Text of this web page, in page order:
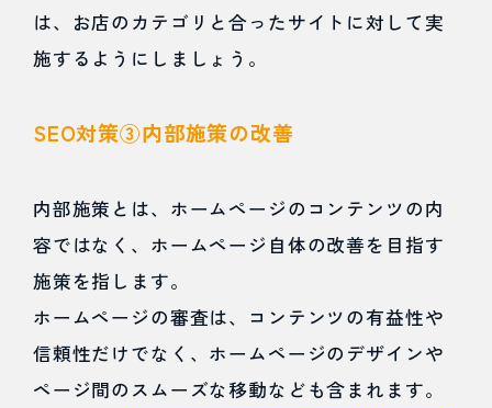
は、お店のカテゴリと合ったサイトに対して実
施するようにしましょう。
SEO対策③内部施策の改善
内部施策とは、ホームページのコンテンツの内
容ではなく、ホームページ自体の改善を目指す
施策を指します。
ホームページの審査は、コンテンツの有益性や
信頼性だけでなく、ホームページのデザインや
ページ間のスムーズな移動なども含まれます。